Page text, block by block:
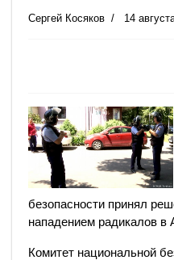
Сергей Косяков 14
безопасности принял
нападением радикалов в
Комитет национальной